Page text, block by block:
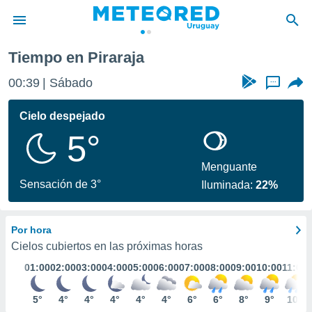
de
ha
calidad.
a este
las
y
digital
basada
Tiempo en Piraraja
00:39 Sábado ...
Cielo despejado
5°
Sensación de 3°
Menguante
Iluminada:22%
Por hora
Cielos cubiertos en las próximas horas
01:00
5°
02:00
4°
03:00
4°
04:00
4°
05:00
4°
06:00
4°
07:00
6°
08:00
6°
09:00
8°
10:00
9°
11:00
10°